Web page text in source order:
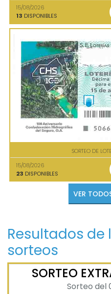
15/08/2026
13 DISPONIBLES
SORTEO DE
15/08/2026
23 DISPONIBLES
Resultados de
sorteos
SORTEO
Sorteo del